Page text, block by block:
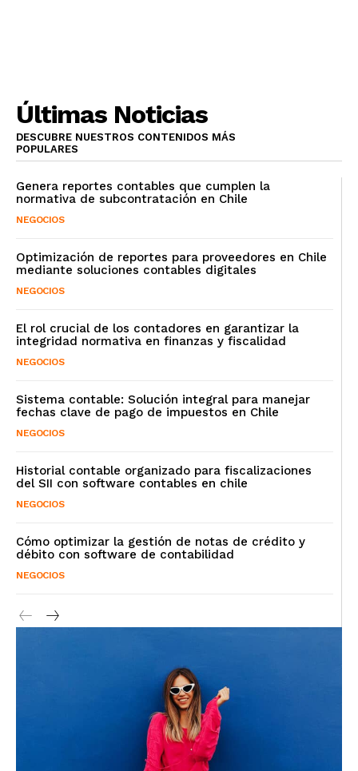
Últimas Noticias
DESCUBRE NUESTROS CONTENIDOS MÁS
POPULARES
Genera reportes contables que cumplen la
normativa de subcontratación en Chile
NEGOCIOS
Optimización de reportes para proveedores en Chile
mediante soluciones contables digitales
NEGOCIOS
El rol crucial de los contadores en garantizar la
integridad normativa en finanzas y fiscalidad
NEGOCIOS
Sistema contable: Solución integral para manejar
fechas clave de pago de impuestos en Chile
NEGOCIOS
Historial contable organizado para fiscalizaciones
del SII con software contables en chile
NEGOCIOS
Cómo optimizar la gestión de notas de crédito y
débito con software de contabilidad
NEGOCIOS